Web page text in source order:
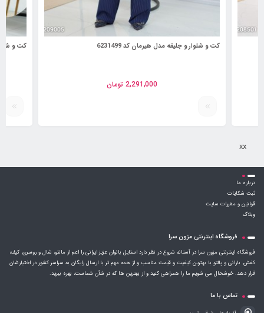
کت و شلوار و جلیقه مدل هیرمان کد 6231499
2,291,000 تومان
کت و شلوار
xx
درباره ما
ثبت شکایات
قوانین و مقررات سایت
وبلاگ
فروشگاه اینترنتی مزون سرا
فروشگاه اینترنتی مزون سرا در آستانه شروع در نظر دارد استایل بانوان عزیز ایرانی را اعم از مانتو، شال و روسری، کیف،
کفش، بارانی و پالتو با بهترین کیفیت و قیمت مناسب و از همه مهم تر با ارسال رایگان به سراسر کشور در اختیارشان
قرار دهد. خوشحال می شویم ما را همراهی کنید و از بهترین ها که در شأن شماست، بهره ببرید.
تماس با ما